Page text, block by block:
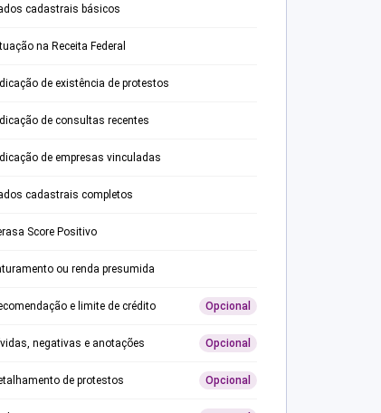
cadastrais básicos
na Receita Federal
de existência de protestos
de consultas recentes
de empresas vinculadas
cadastrais completos
Score Positivo
ou renda presumida
e limite de crédito Opcional
negativas e anotações Opcional
de protestos Opcional